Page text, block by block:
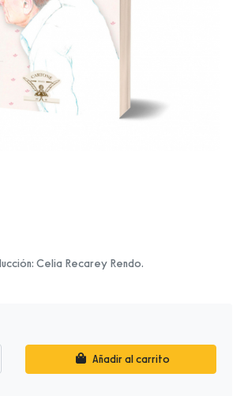
Celia Recarey Rendo.
Añadir al carrito